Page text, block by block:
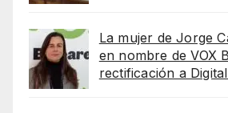
La mujer de Jorge
en nombre de VOX
rectificación a